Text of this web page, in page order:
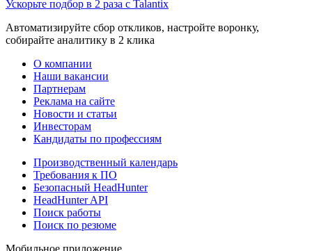
Ускорьте подбор в 2 раза с Talantix
Автоматизируйте сбор откликов, настройте воронку,
собирайте аналитику в 2 клика
О компании
Наши вакансии
Партнерам
Реклама на сайте
Новости и статьи
Инвесторам
Кандидаты по профессиям
Производственный календарь
Требования к ПО
Безопасный HeadHunter
HeadHunter API
Поиск работы
Поиск по резюме
Мобильное приложение